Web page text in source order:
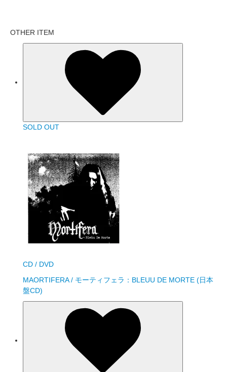
OTHER ITEM
SOLD OUT
CD / DVD
MAORTIFERA / モーティフェラ：BLEUU DE MORTE (日本
盤CD)